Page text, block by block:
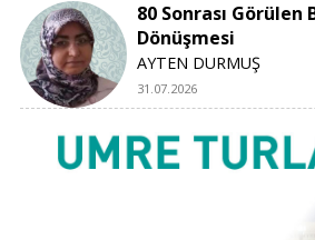
80 Sonrası Görülen
Dönüşmesi
AYTEN DURMUŞ
31.07.2026